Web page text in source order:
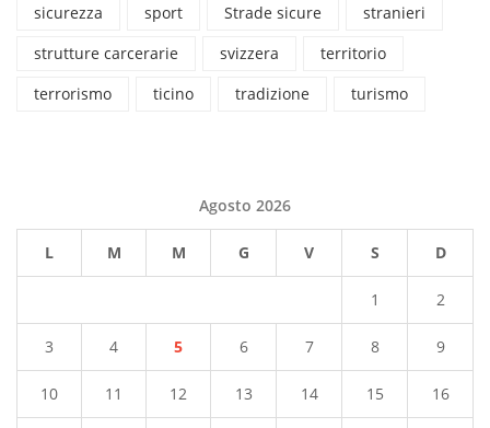
sicurezza
sport Strade sicure
stranieri
strutture carcerarie
svizzera
territorio
terrorismo
ticino tradizione turismo
Agosto 2026
L M M G V S D
1 2
3 4 5 6 7 8 9
10 11 12 13 14 15 16